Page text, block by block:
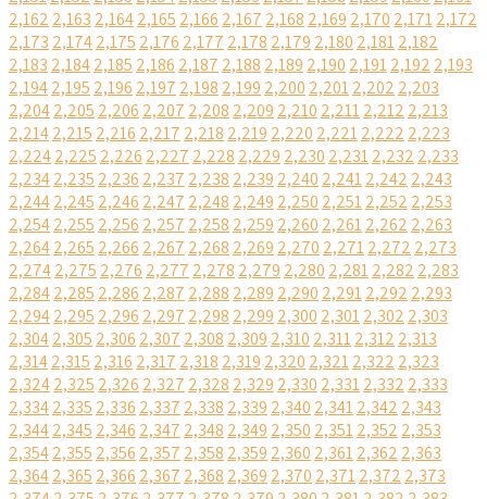
2,162 2,163 2,1642,165 2,166 2,167 2,168 2,169 2,170 2,1712,172
2,173 2,1742,175 2,176 2,177 2,178 2,179 2,180 2,1812,182
2,183 2,1842,185 2,186 2,187 2,188 2,189 2,190 2,1912,192 2,193
2,1942,195 2,196 2,197 2,198 2,199 2,200 2,2012,202 2,203
2,2042,205 2,206 2,207 2,208 2,209 2,210 2,2112,212 2,213
2,2142,215 2,216 2,217 2,218 2,219 2,220 2,2212,222 2,223
2,2242,225 2,226 2,227 2,228 2,229 2,230 2,2312,232 2,233
2,2342,235 2,236 2,237 2,238 2,239 2,240 2,2412,242 2,243
2,2442,245 2,246 2,247 2,248 2,249 2,250 2,2512,252 2,253
2,2542,255 2,256 2,257 2,258 2,259 2,260 2,2612,262 2,263
2,2642,265 2,266 2,267 2,268 2,269 2,270 2,2712,272 2,273
2,2742,275 2,276 2,277 2,278 2,279 2,280 2,2812,282 2,283
2,2842,285 2,286 2,287 2,288 2,289 2,290 2,2912,292 2,293
2,2942,295 2,296 2,297 2,298 2,299 2,300 2,3012,302 2,303
2,3042,305 2,306 2,307 2,308 2,309 2,310 2,3112,312 2,313
2,3142,315 2,316 2,317 2,318 2,319 2,320 2,3212,322 2,323
2,3242,325 2,326 2,327 2,328 2,329 2,330 2,3312,332 2,333
2,3342,335 2,336 2,337 2,338 2,339 2,340 2,3412,342 2,343
2,3442,345 2,346 2,347 2,348 2,349 2,350 2,3512,352 2,353
2,3542,355 2,356 2,357 2,358 2,359 2,360 2,3612,362 2,363
2,3642,365 2,366 2,367 2,368 2,369 2,370 2,3712,372 2,373